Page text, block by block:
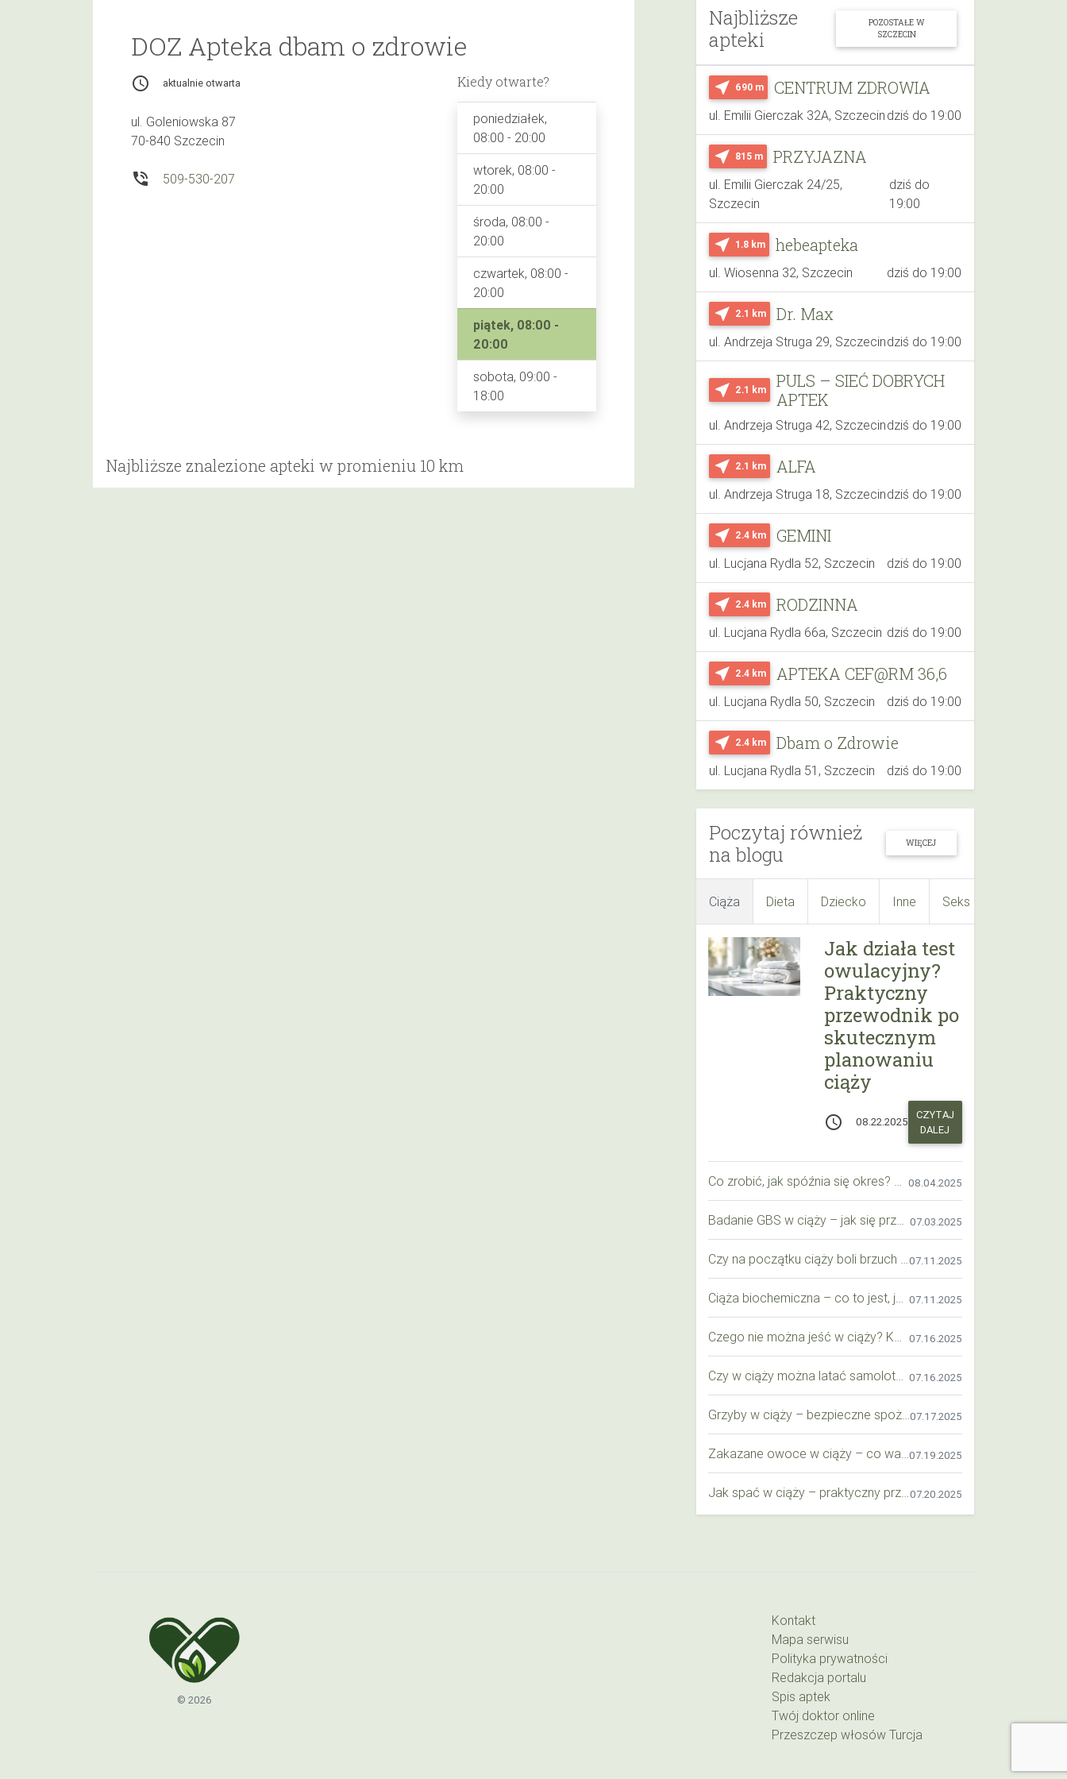
Najbliższe
apteki
POZOSTAŁE W
SZCZECIN
near_me 690 m CENTRUM ZDROWIA
ul. Emilii Gierczak 32A, Szczecin dziś do 19:00
near_me 815 m PRZYJAZNA
ul. Emilii Gierczak 24/25,
Szczecin
dziś do
19:00
near_me 1.8 km hebeapteka
ul. Wiosenna 32, Szczecin dziś do 19:00
near_me 2.1 km Dr. Max
ul. Andrzeja Struga 29, Szczecindziś do 19:00
near_me 2.1 km
PULS – SIEĆ DOBRYCH
APTEK
ul. Andrzeja Struga 42, Szczecindziś do 19:00
near_me 2.1 km ALFA
ul. Andrzeja Struga 18, Szczecindziś do 19:00
near_me 2.4 km GEMINI
ul. Lucjana Rydla 52, Szczecin dziś do 19:00
near_me 2.4 km RODZINNA
ul. Lucjana Rydla 66a, Szczecin dziś do 19:00
near_me 2.4 km APTEKA CEF@RM 36,6
ul. Lucjana Rydla 50, Szczecin dziś do 19:00
near_me 2.4 km Dbam o Zdrowie
ul. Lucjana Rydla 51, Szczecin dziś do 19:00
Poczytaj również
na blogu
WIĘCEJ
Ciąża Dieta Dziecko Inne Seks
Jak działa test
owulacyjny?
Praktyczny
przewodnik po
skutecznym
planowaniu
ciąży
access_time 08.22.2025
CZYTAJ
DALEJ
08.04.2025
07.03.2025
07.11.2025
07.11.2025
07.16.2025
07.16.2025
07.17.2025
07.19.2025
07.20.2025
DOZ Apteka dbam o zdrowie
access_time aktualnie otwarta
ul. Goleniowska 87
70-840 Szczecin
phone_in_talk 509-530-207
Kiedy otwarte?
poniedziałek,
08:00 - 20:00
wtorek, 08:00 -
20:00
środa, 08:00 -
20:00
czwartek, 08:00 -
20:00
piątek, 08:00 -
20:00
sobota, 09:00 -
18:00
Najbliższe znalezione apteki w promieniu 10 km
© 2026
Kontakt
Mapa serwisu
Polityka prywatności
Redakcja portalu
Spis aptek
Twój doktor online
Przeszczep włosów Turcja